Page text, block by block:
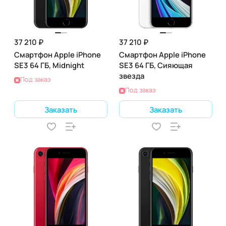
37 210 ₽
Смартфон Apple iPhone
SE3 64 ГБ, Midnight
Под заказ
Заказать
37 210 ₽
Смартфон Apple iPhone
SE3 64 ГБ, Сияющая
звезда
Под заказ
Заказать